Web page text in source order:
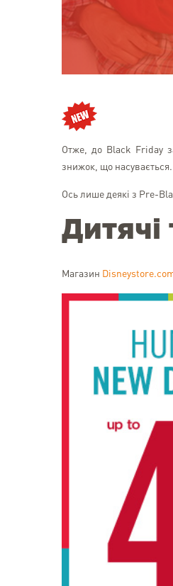
Отже, до Black Friday
знижок, що насувається.
Ось лише деякі з Pre-
Магазин